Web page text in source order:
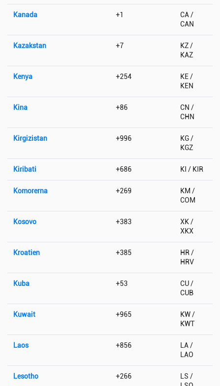
Kanada +1
CA /
CAN
Kazakstan +7
KZ /
KAZ
Kenya +254
KE /
KEN
Kina +86
CN /
CHN
Kirgizistan +996
KG /
KGZ
Kiribati +686 KI / KIR
Komorerna +269
KM /
COM
Kosovo +383
XK /
XKX
Kroatien +385
HR /
HRV
Kuba +53
CU /
CUB
Kuwait +965
KW /
KWT
Laos +856
LA /
LAO
Lesotho +266
LS /